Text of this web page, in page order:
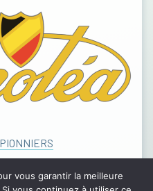
vous garantir la meilleure